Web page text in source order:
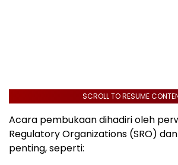
SCROLL TO RESUME
Acara pembukaan dihadiri oleh
Regulatory Organizations (SRO)
penting, seperti: